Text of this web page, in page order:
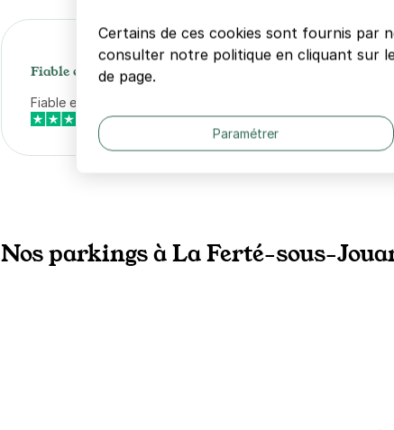
Fiable et sérieux
Fiable et sérieux
05 août
Nos parkings à La Ferté-sous-
Certains de ces cookies sont fournis par
consulter notre politique en cliquant sur
de page.
Paramétrer